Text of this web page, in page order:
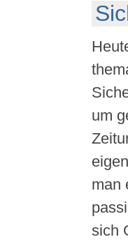
um
man
sich